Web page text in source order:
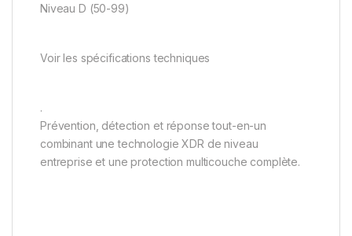
Niveau D (50-99)
Voir les spécifications techniques
.
Prévention, détection et réponse tout-en-un
combinant une technologie XDR de niveau
entreprise et une protection multicouche complète.